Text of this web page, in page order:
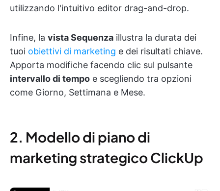
utilizzando l'intuitivo editor drag-and-drop.
Infine, la vista Sequenza illustra la durata dei
tuoi obiettivi di marketing e dei risultati chiave.
Apporta modifiche facendo clic sul pulsante
intervallo di tempo e scegliendo tra opzioni
come Giorno, Settimana e Mese.
2. Modello di piano di
marketing strategico ClickUp